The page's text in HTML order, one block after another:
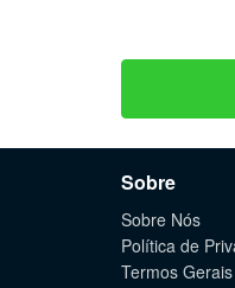
Sobre
Sobre Nós
Política de
Termos Gerais